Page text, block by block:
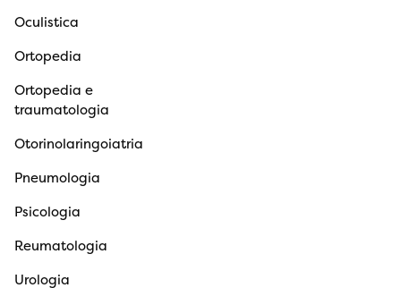
Oculistica
Ortopedia
Ortopedia e
traumatologia
Otorinolaringoiatria
Pneumologia
Psicologia
Reumatologia
Urologia